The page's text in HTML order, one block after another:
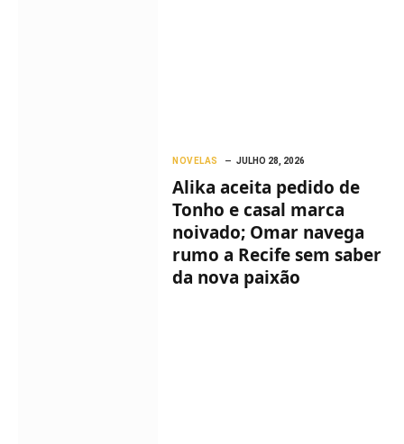
NOVELAS JULHO 28, 2026
Alika aceita pedido de
Tonho e casal marca
noivado; Omar navega
rumo a Recife sem saber
da nova paixão